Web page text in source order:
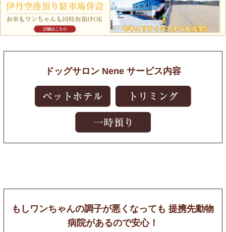
ドッグサロン Nene サービス内容
もしワンちゃんの調子が悪くなっても 提携先動物
病院があるので安心！